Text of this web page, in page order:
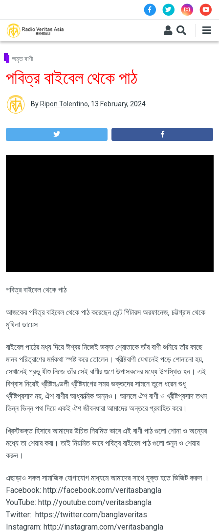
অমৃত বাণী
পবিত্র বাইবেল থেকে পাঠ
By Ripon Tolentino, 13 February, 2024
পবিত্র বাইবেল থেকে পাঠ
আজকের পবিত্র বাইবেল থেকে পাঠ করেছেন সেন্ট পিটারস অরফানেজ, চট্টগ্রাম থেকে
মৃথিলা ডায়েস
বাইবেল পাঠের মধ্য দিয়ে ঈশ্বর নিজেই ভক্ত শ্রোতাকে তাঁর বাণী শুনিয়ে তাঁর কাছে
মানব পরিত্রাণের মর্মকথা স্পষ্ট করে তোলেন। খ্রীষ্টবাণী যেখানেই পড়ে শোনানো হয়,
সেখানেই প্রভু যীশু নিজে তাঁর সেই বাণীর গুণে উপাসকদের মধ্যে উপস্থিত হন। এই
বিশ্বাস নিয়েই খ্রীষ্টমণ্ডলী খ্রীষ্টযাগের সময় ভক্তদের সামনে তুলে ধরেন শুধু
খ্ৰীষ্টপ্রসাদ নয়, ঐশ বাণীর আধ্যাত্মিক অন্নও। আসলে ঐশ বাণী ও খ্রীষ্টপ্রসাদ তখন
ভিন্ন ভিন্ন পথ দিয়ে একই ঐশ জীবনধারা আমাদের অন্তরে প্রবাহিত করে।
খ্রিস্টভক্ত হিসাবে আমাদের উচিত নিয়মিত ভাবে এই বাণী পাঠ গুলো শোনা ও অন্যের
মধ্যে তা শেয়ার করা। তাই নিয়মিত ভাবে পবিত্র বাইবেল পাঠ গুলো শুনুন ও শেয়ার
করুন।
এছাড়াও সকল সামাজিক যোগাযোগ মাধ্যমে আমাদের সাথে যুক্ত হতে ভিজিট করুন ।
Facebook: http://facebook.com/veritasbangla
YouTube: http://youtube.com/veritasbangla
Twitter: https://twitter.com/banglaveritas
Instagram: http://instagram.com/veritasbangla